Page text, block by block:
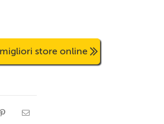
store online